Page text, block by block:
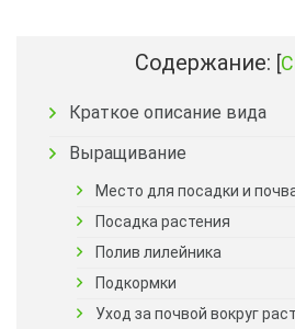
Содержание: [
Краткое описание вида
Выращивание
Место для посадки и
Посадка растения
Полив лилейника
Подкормки
Уход за почвой вокруг